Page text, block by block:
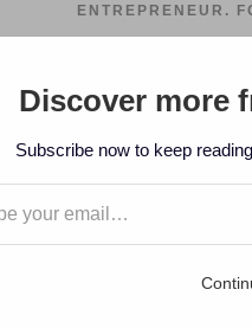
ENTREPRENEUR.
Discover more
Subscribe now to keep